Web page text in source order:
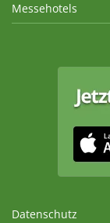
Messehotels
Datenschutz